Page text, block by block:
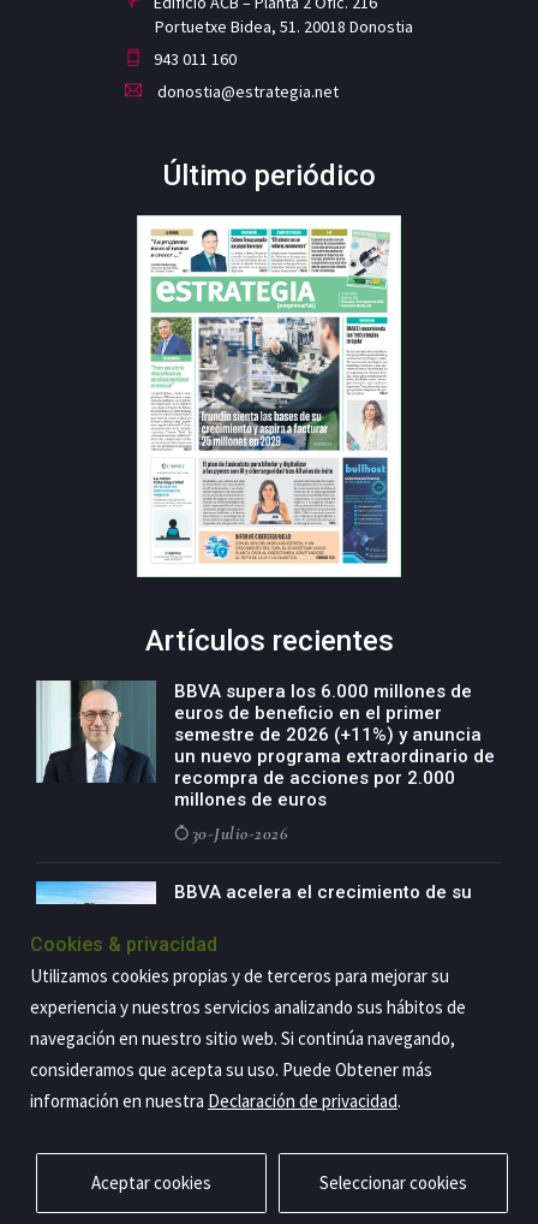
Portuetxe Bidea, 51. 20018 Donostia
943 011 160
donostia@estrategia.net
Último periódico
Artículos recientes
BBVA supera los 6.000 millones de
euros de beneficio en el primer
semestre de 2026 (+11%) y anuncia
un nuevo programa extraordinario de
recompra de acciones por 2.000
millones de euros
30-Julio-2026
BBVA acelera el crecimiento de su
de especialización presente en siete
países
29-Julio-2026
Copyright@2026 Estrategia Empresarial
Cookies & privacidad
Utilizamos cookies propias y de terceros para mejorar su
experiencia y nuestros servicios analizando sus hábitos de
navegación en nuestro sitio web. Si continúa navegando,
consideramos que acepta su uso. Puede Obtener más
información en nuestra Declaración de privacidad.
Aceptar cookies Seleccionar cookies